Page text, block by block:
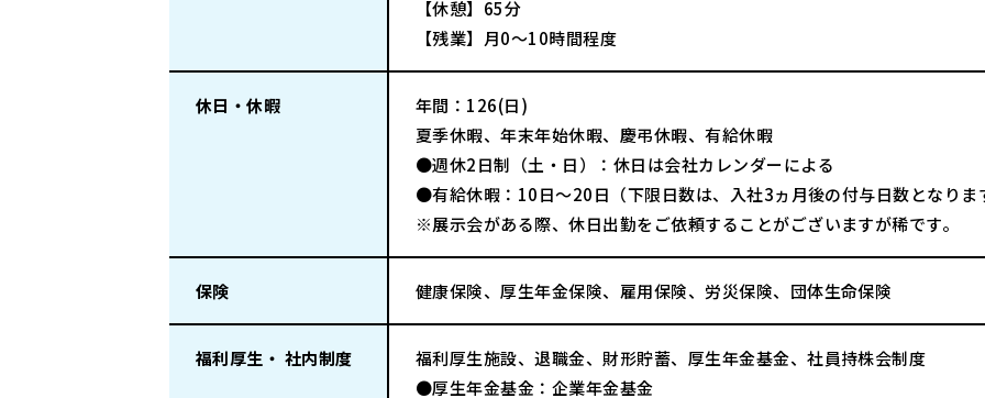
【休憩】65分
【残業】月0～10時間程度
休日・休暇
年間：126(日)
夏季休暇、年末年始休暇、慶弔休暇、有給休暇
●週休2日制（土・日）：休日は会社カレンダーによる
●有給休暇：10日～20日（下限日数は、入社3ヵ月後の付与日数となりま
※展示会がある際、休日出勤をご依頼することがございますが稀です。
保険 健康保険、厚生年金保険、雇用保険、労災保険、団体生命保険
福利厚生・ 社内制度
福利厚生施設、退職金、財形貯蓄、厚生年金基金、社員持株会制度
●厚生年金基金：企業年金基金